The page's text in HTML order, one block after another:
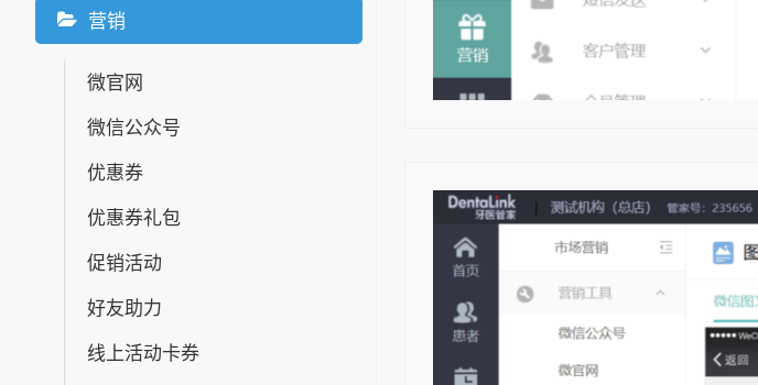
营销
微官网
微信公众号
优惠券
优惠券礼包
促销活动
好友助力
线上活动卡券